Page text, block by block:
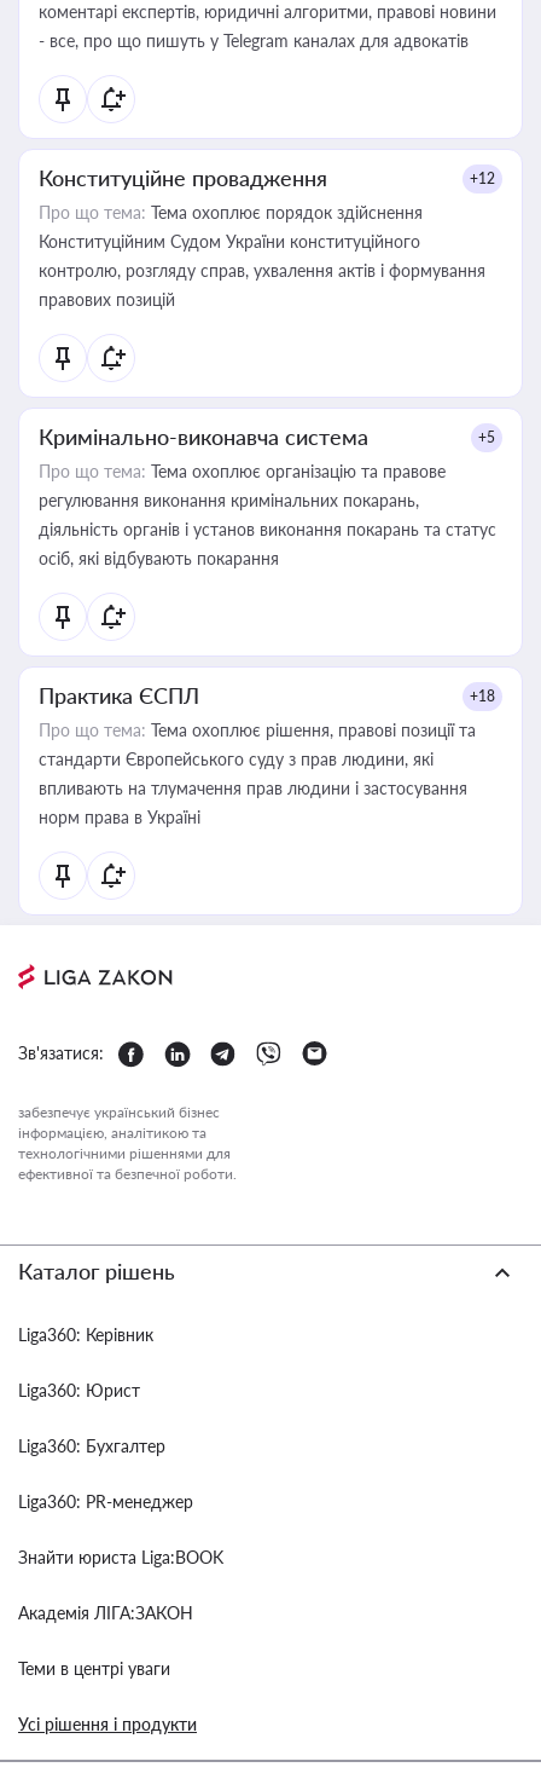
коментарі експертів, юридичні алгоритми, правові новини
- все, про що пишуть у Telegram каналах для адвокатів
Конституційне провадження +12
Про що тема: Тема охоплює порядок здійснення
Конституційним Судом України конституційного
контролю, розгляду справ, ухвалення актів і формування
правових позицій
Кримінально-виконавча система +5
Про що тема: Тема охоплює організацію та правове
регулювання виконання кримінальних покарань,
діяльність органів і установ виконання покарань та статус
осіб, які відбувають покарання
Практика ЄСПЛ +18
Про що тема: Тема охоплює рішення, правові позиції та
стандарти Європейського суду з прав людини, які
впливають на тлумачення прав людини і застосування
норм права в Україні
Зв'язатися:
забезпечує український бізнес
інформацією, аналітикою та
технологічними рішеннями для
ефективної та безпечної роботи.
Каталог рішень
Liga360: Керівник
Liga360: Юрист
Liga360: Бухгалтер
Liga360: PR-менеджер
Знайти юриста Liga:BOOK
Академія ЛІГА:ЗАКОН
Теми в центрі уваги
Усі рішення і продукти